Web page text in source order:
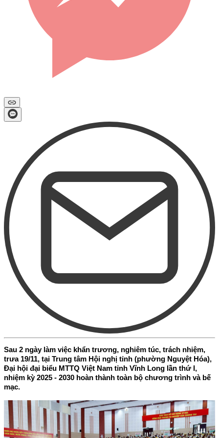
Sau 2 ngày làm việc khẩn trương, nghiêm túc, trách nhiệm,
trưa 19/11, tại Trung tâm Hội nghị tỉnh (phường Nguyệt Hóa),
Đại hội đại biểu MTTQ Việt Nam tỉnh Vĩnh Long lần thứ I,
nhiệm kỳ 2025 - 2030 hoàn thành toàn bộ chương trình và bế
mạc.